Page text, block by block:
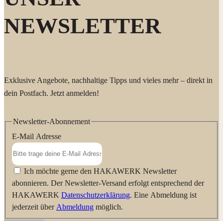
NEWSLETTER
Exklusive Angebote, nachhaltige Tipps und vieles mehr – direkt in
dein Postfach. Jetzt anmelden!
Newsletter-Abonnement
E-Mail Adresse
Ich möchte gerne den HAKAWERK Newsletter
abonnieren. Der Newsletter-Versand erfolgt entsprechend der
HAKAWERK Datenschutzerklärung. Eine Abmeldung ist
jederzeit über Abmeldung möglich.